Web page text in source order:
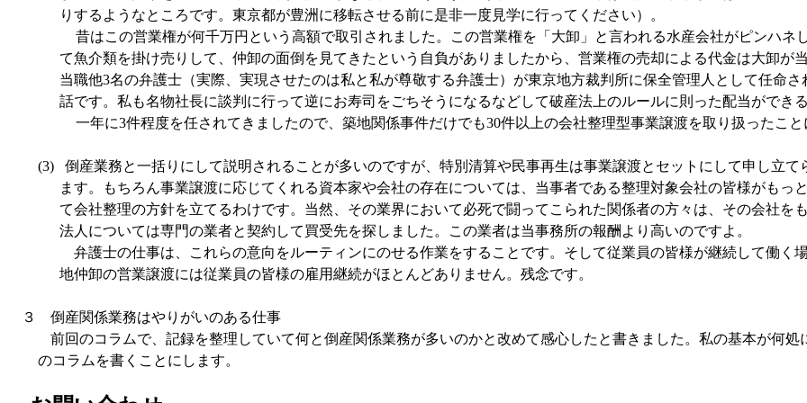
りするようなところです。東京都が豊洲に移転させる前に是非一度見学に行ってください）。
昔はこの営業権が何千万円という高額で取引されました。この営業権を「大卸」と言われる水産会社がピンハ
て魚介類を掛け売りして、仲卸の面倒を見てきたという自負がありましたから、営業権の売却による代金は大卸が
当職他3名の弁護士（実際、実現させたのは私と私が尊敬する弁護士）が東京地方裁判所に保全管理人として任命
話です。私も名物社長に談判に行って逆にお寿司をごちそうになるなどして破産法上のルールに則った配当ができ
一年に3件程度を任されてきましたので、築地関係事件だけでも30件以上の会社整理型事業譲渡を取り扱ったこ
(3)
倒産業務と一括りにして説明されることが多いのですが、特別清算や民事再生は事業譲渡とセットにして申し立
ます。もちろん事業譲渡に応じてくれる資本家や会社の存在については、当事者である整理対象会社の皆様がも
て会社整理の方針を立てるわけです。当然、その業界において必死で闘ってこられた関係者の方々は、その会社を
法人については専門の業者と契約して買受先を探しました。この業者は当事務所の報酬より高いのですよ。
弁護士の仕事は、これらの意向をルーティンにのせる作業をすることです。そして従業員の皆様が継続して働く
地仲卸の営業譲渡には従業員の皆様の雇用継続がほとんどありません。残念です。
３ 倒産関係業務はやりがいのある仕事
前回のコラムで、記録を整理していて何と倒産関係業務が多いのかと改めて感心したと書きました。 私の基本が何処
のコラムを書くことにします。